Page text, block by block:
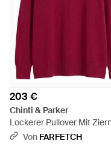
203 €
Chinti & Parker
Lockerer Pullover Mit
RotVon FARFETCH